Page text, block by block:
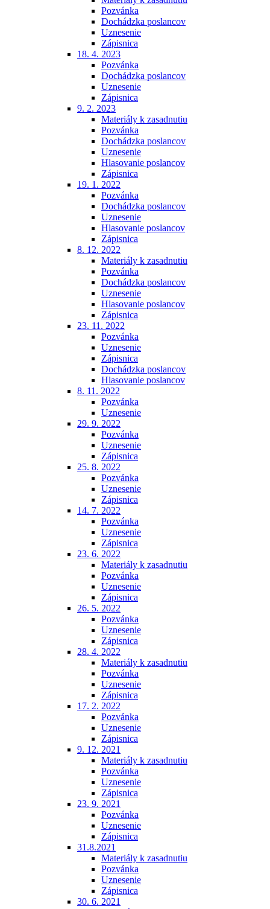
Pozvánka
Dochádzka poslancov
Uznesenie
Zápisnica
18. 4. 2023
Pozvánka
Dochádzka poslancov
Uznesenie
Zápisnica
9. 2. 2023
Materiály k zasadnutiu
Pozvánka
Dochádzka poslancov
Uznesenie
Hlasovanie poslancov
Zápisnica
19. 1. 2022
Pozvánka
Dochádzka poslancov
Uznesenie
Hlasovanie poslancov
Zápisnica
8. 12. 2022
Materiály k zasadnutiu
Pozvánka
Dochádzka poslancov
Uznesenie
Hlasovanie poslancov
Zápisnica
23. 11. 2022
Pozvánka
Uznesenie
Zápisnica
Dochádzka poslancov
Hlasovanie poslancov
8. 11. 2022
Pozvánka
Uznesenie
29. 9. 2022
Pozvánka
Uznesenie
Zápisnica
25. 8. 2022
Pozvánka
Uznesenie
Zápisnica
14. 7. 2022
Pozvánka
Uznesenie
Zápisnica
23. 6. 2022
Materiály k zasadnutiu
Pozvánka
Uznesenie
Zápisnica
26. 5. 2022
Pozvánka
Uznesenie
Zápisnica
28. 4. 2022
Materiály k zasadnutiu
Pozvánka
Uznesenie
Zápisnica
17. 2. 2022
Pozvánka
Uznesenie
Zápisnica
9. 12. 2021
Materiály k zasadnutiu
Pozvánka
Uznesenie
Zápisnica
23. 9. 2021
Pozvánka
Uznesenie
Zápisnica
31.8.2021
Materiály k zasadnutiu
Pozvánka
Uznesenie
Zápisnica
30. 6. 2021